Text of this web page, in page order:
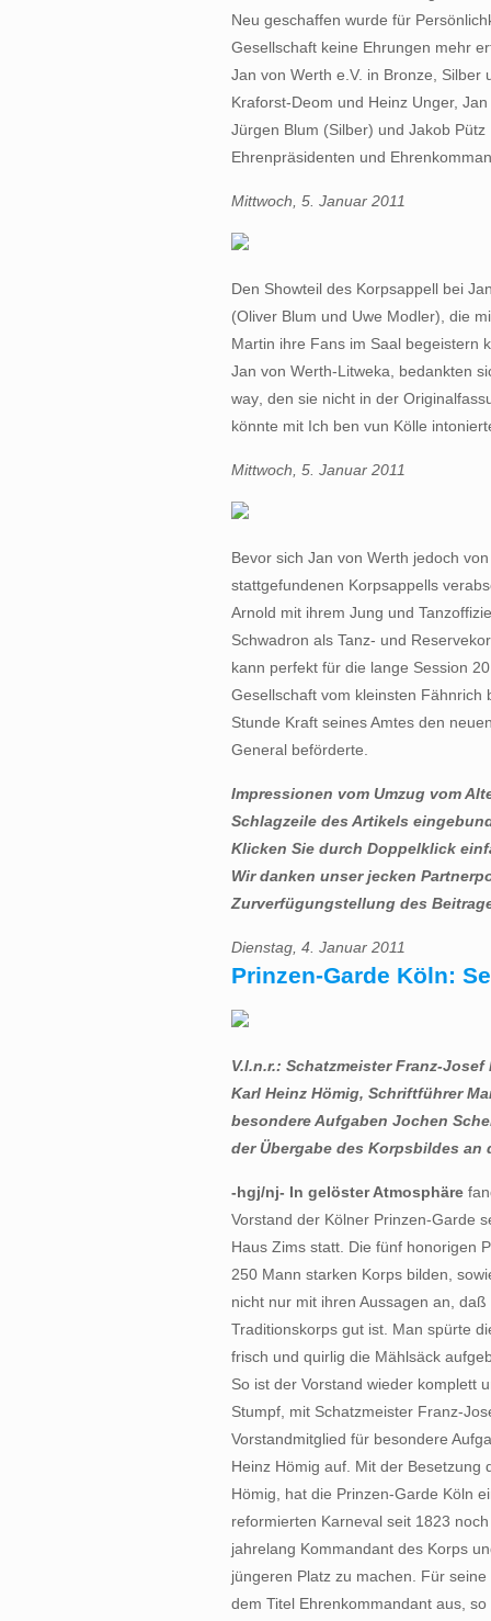
Neu geschaffen wurde für
Gesellschaft keine Ehrungen mehr
Jan von Werth e.V. in Bronze,
Kraforst-Deom und Heinz Unger,
Jürgen Blum (Silber) und Jakob
Ehrenpräsidenten und
Mittwoch, 5. Januar 2011
Den Showteil des Korpsappell bei
(Oliver Blum und Uwe Modler), die
Martin ihre Fans im Saal begeistern
Jan von Werth-Litweka, bedankten
way, den sie nicht in der
könnte mit Ich ben vun Kölle
Mittwoch, 5. Januar 2011
Bevor sich Jan von Werth jedoch
stattgefundenen Korpsappells
Arnold mit ihrem Jung und
Schwadron als Tanz- und
kann perfekt für die lange Session
Gesellschaft vom kleinsten Fähnrich
Stunde Kraft seines Amtes den
General beförderte.
Impressionen vom Umzug vom
Schlagzeile des Artikels
Klicken Sie durch Doppelklick
Wir danken unser jecken
Zurverfügungstellung des
Dienstag, 4. Januar 2011
Prinzen-Garde Köln:
V.l.n.r.: Schatzmeister Franz-
Karl Heinz Hömig, Schriftführer
besondere Aufgaben Jochen
der Übergabe des Korpsbildes an
-hgj/nj- In gelöster Atmosphäre
Vorstand der Kölner Prinzen-Garde
Haus Zims statt. Die fünf
250 Mann starken Korps bilden,
nicht nur mit ihren Aussagen an,
Traditionskorps gut ist. Man spürte
frisch und quirlig die Mählsäck
So ist der Vorstand wieder komplett
Stumpf, mit Schatzmeister Franz-
Vorstandmitglied für besondere
Heinz Hömig auf. Mit der Besetzung
Hömig, hat die Prinzen-Garde Köln
reformierten Karneval seit 1823
jahrelang Kommandant des Korps
jüngeren Platz zu machen. Für
dem Titel Ehrenkommandant aus,